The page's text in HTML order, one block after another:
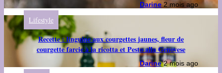
Darine 2 mois ago
Lifestyle
Recette : linguine aux courgettes jaunes, fleur de
courgette farcie à la ricotta et Pesto alla Genovese
Darine 2 mois ago